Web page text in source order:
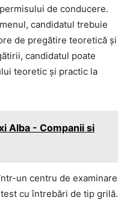
de conducere.
candidatul trebuie
de pregătire teoretică și
candidatul poate
teoretic și practic la
Alba - Companii si
un centru de examinare
cu întrebări de tip grilă.